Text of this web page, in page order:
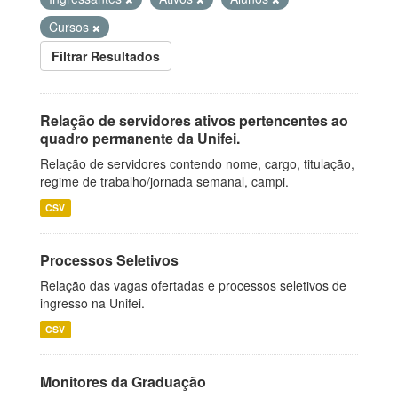
Cursos
Filtrar Resultados
Relação de servidores ativos pertencentes ao
quadro permanente da Unifei.
Relação de servidores contendo nome, cargo, titulação,
regime de trabalho/jornada semanal, campi.
CSV
Processos Seletivos
Relação das vagas ofertadas e processos seletivos de
ingresso na Unifei.
CSV
Monitores da Graduação